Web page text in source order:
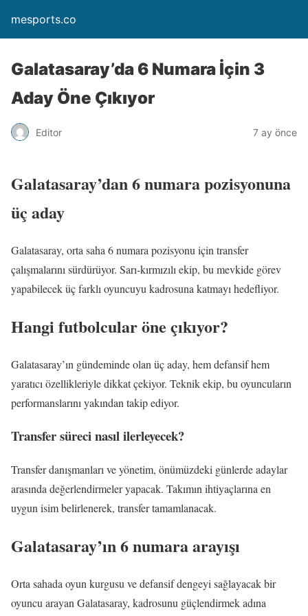
mesports.co
Galatasaray’da 6 Numara İçin 3
Aday Öne Çıkıyor
Editor 7 ay önce
Galatasaray’dan 6 numara pozisyonuna
üç aday
Galatasaray, orta saha 6 numara pozisyonu için transfer
çalışmalarını sürdürüyor. Sarı-kırmızılı ekip, bu mevkide görev
yapabilecek üç farklı oyuncuyu kadrosuna katmayı hedefliyor.
Hangi futbolcular öne çıkıyor?
Galatasaray’ın gündeminde olan üç aday, hem defansif hem
yaratıcı özellikleriyle dikkat çekiyor. Teknik ekip, bu oyuncuların
performanslarını yakından takip ediyor.
Transfer süreci nasıl ilerleyecek?
Transfer danışmanları ve yönetim, önümüzdeki günlerde adaylar
arasında değerlendirmeler yapacak. Takımın ihtiyaçlarına en
uygun isim belirlenerek, transfer tamamlanacak.
Galatasaray’ın 6 numara arayışı
Orta sahada oyun kurgusu ve defansif dengeyi sağlayacak bir
oyuncu arayan Galatasaray, kadrosunu güçlendirmek adına